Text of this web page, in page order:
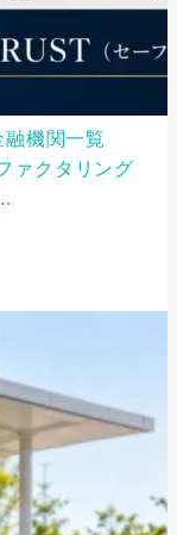
機関一覧
ァクタリング